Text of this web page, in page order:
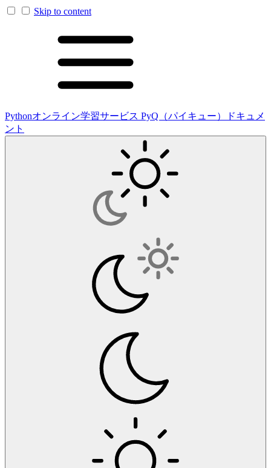
Skip to content
Pythonオンライン学習サービス PyQ（パイキュー）ドキュメ
ント